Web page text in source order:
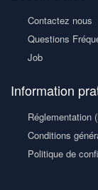
Contactez nous
Questions
Job
Information
Réglementation
Conditions
Politique de